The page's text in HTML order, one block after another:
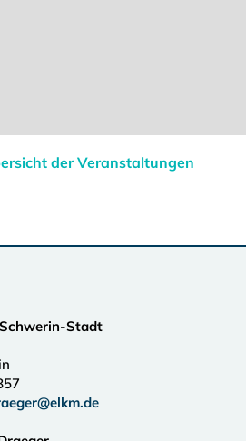
der Veranstaltungen
Stadt